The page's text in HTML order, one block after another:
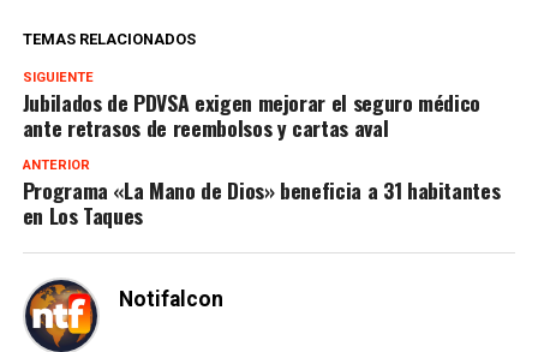
TEMAS RELACIONADOS
SIGUIENTE
Jubilados de PDVSA exigen mejorar el seguro médico
ante retrasos de reembolsos y cartas aval
ANTERIOR
Programa «La Mano de Dios» beneficia a 31 habitantes
en Los Taques
Notifalcon